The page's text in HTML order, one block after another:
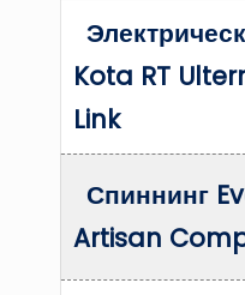
Kota RT
Link
Спиннинг
Artisan